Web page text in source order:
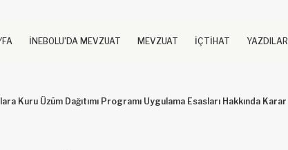
İNEBOLU’DA MEVZUAT MEVZUAT İÇTİHAT YAZDILAR
Kuru Üzüm Dağıtımı Programı Uygulama Esasları Hakkında Karar